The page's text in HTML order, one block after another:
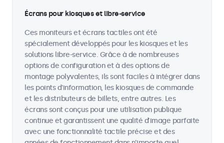
Écrans pour kiosques et libre-service
Ces moniteurs et écrans tactiles ont été
spécialement développés pour les kiosques et les
solutions libre-service. Grâce à de nombreuses
options de configuration et à des options de
montage polyvalentes, ils sont faciles à intégrer dans
les points d'information, les kiosques de commande
et les distributeurs de billets, entre autres. Les
écrans sont conçus pour une utilisation publique
continue et garantissent une qualité d’image parfaite
avec une fonctionnalité tactile précise et des